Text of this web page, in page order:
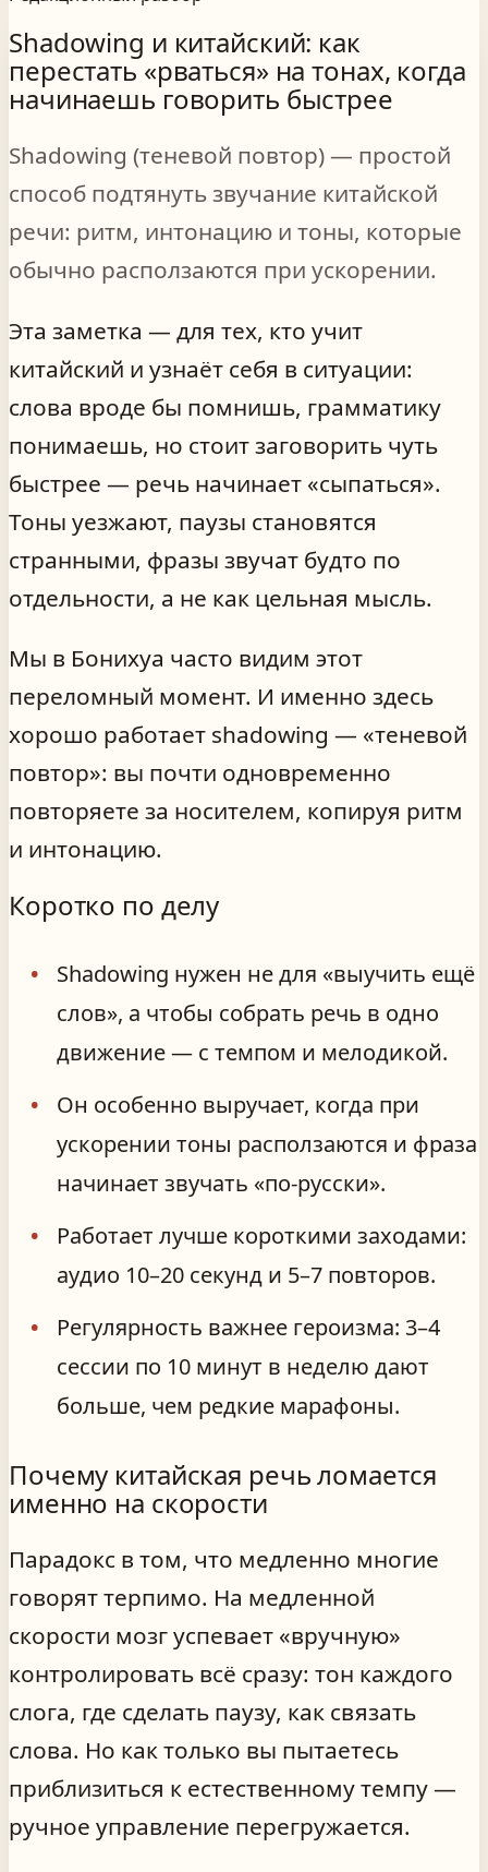
Shadowing и китайский: как
перестать «рваться» на тонах, когда
начинаешь говорить быстрее
Shadowing (теневой повтор) — простой
способ подтянуть звучание китайской
речи: ритм, интонацию и тоны, которые
обычно расползаются при ускорении.
Эта заметка — для тех, кто учит
китайский и узнаёт себя в ситуации:
слова вроде бы помнишь, грамматику
понимаешь, но стоит заговорить чуть
быстрее — речь начинает «сыпаться».
Тоны уезжают, паузы становятся
странными, фразы звучат будто по
отдельности, а не как цельная мысль.
Мы в Бонихуа часто видим этот
переломный момент. И именно здесь
хорошо работает shadowing — «теневой
повтор»: вы почти одновременно
повторяете за носителем, копируя ритм
и интонацию.
Коротко по делу
Shadowing нужен не для «выучить ещё
слов», а чтобы собрать речь в одно
движение — с темпом и мелодикой.
Он особенно выручает, когда при
ускорении тоны расползаются и фраза
начинает звучать «по-русски».
Работает лучше короткими заходами:
аудио 10–20 секунд и 5–7 повторов.
Регулярность важнее героизма: 3–4
сессии по 10 минут в неделю дают
больше, чем редкие марафоны.
Почему китайская речь ломается
именно на скорости
Парадокс в том, что медленно многие
говорят терпимо. На медленной
скорости мозг успевает «вручную»
контролировать всё сразу: тон каждого
слога, где сделать паузу, как связать
слова. Но как только вы пытаетесь
приблизиться к естественному темпу —
ручное управление перегружается.